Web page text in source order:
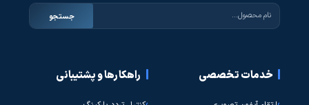
جستجو
خدمات تخصصی راهکارها و پشتیبانی